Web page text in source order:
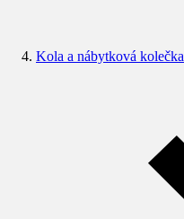
Kola a nábytková kolečka